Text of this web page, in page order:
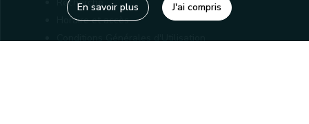
Horaire et accès
Conditions Générales d'Utilisation
En savoir plus J'ai compris